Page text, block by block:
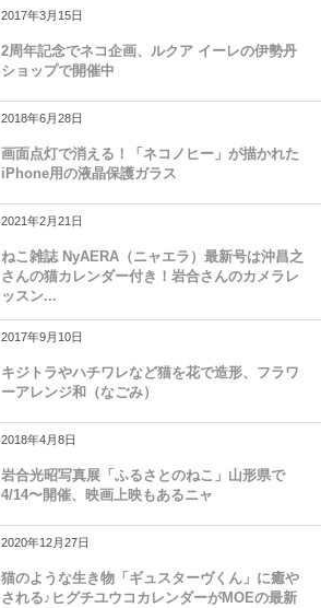
2017年3月15日
2周年記念でネコ企画、ルクア イーレの伊勢丹
ショップで開催中
2018年6月28日
画面点灯で消える！「ネコノヒー」が描かれた
iPhone用の液晶保護ガラス
2021年2月21日
ねこ雑誌 NyAERA（ニャエラ）最新号は沖昌之
さんの猫カレンダー付き！岩合さんのカメラレ
ッスン...
2017年9月10日
キジトラやハチワレなど猫を花で造形、フラワ
ーアレンジ和（なごみ）
2018年4月8日
岩合光昭写真展「ふるさとのねこ」山形県で
4/14〜開催、映画上映もあるニャ
2020年12月27日
猫のような生き物「ギュスターヴくん」に癒や
される♪ヒグチユウコカレンダーがMOEの最新